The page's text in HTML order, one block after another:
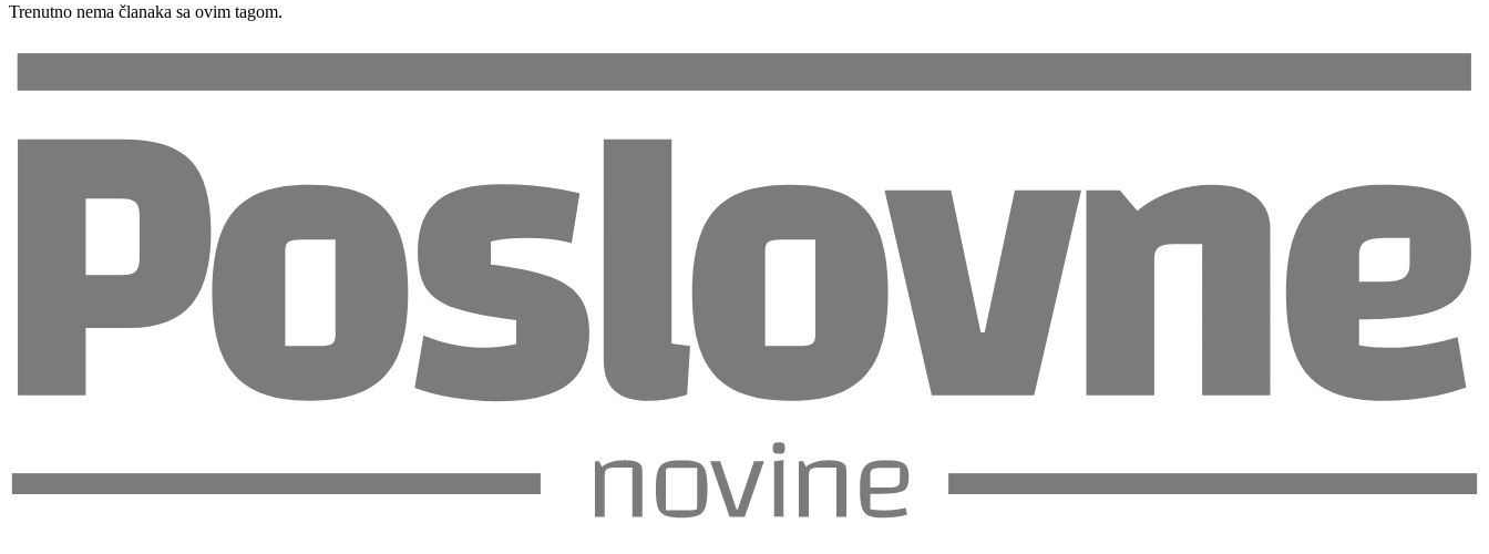
Trenutno nema članaka sa ovim tagom.